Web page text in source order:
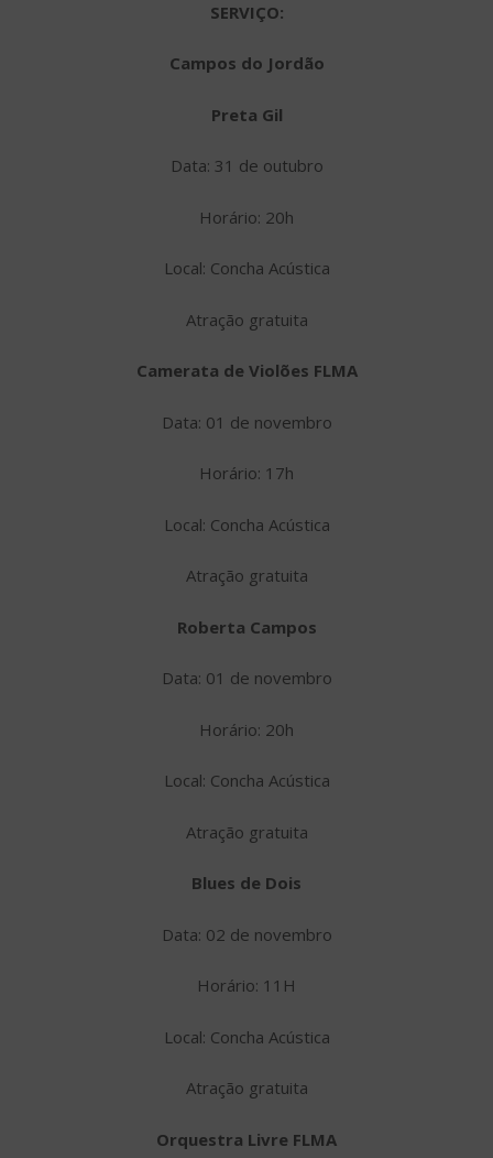
SERVIÇO:
Campos do Jordão
Preta Gil
Data: 31 de outubro
Horário: 20h
Local: Concha Acústica
Atração gratuita
Camerata de Violões FLMA
Data: 01 de novembro
Horário: 17h
Local: Concha Acústica
Atração gratuita
Roberta Campos
Data: 01 de novembro
Horário: 20h
Local: Concha Acústica
Atração gratuita
Blues de Dois
Data: 02 de novembro
Horário: 11H
Local: Concha Acústica
Atração gratuita
Orquestra Livre FLMA